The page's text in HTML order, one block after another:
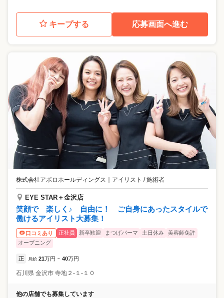
キープする 応募画面へ進む
株式会社アポロホールディングス アイリスト / 施術者
EYE STAR＋金沢店
笑顔で 楽しく♪ 自由に！ ご自身にあったスタイルで
働けるアイリスト大募集！
口コミあり 正社員 新卒歓迎 まつげパーマ 土日休み
美容師免許
オープニング
正 月給 21万円 ~ 40万円
石川県 金沢市 寺地２-１-１０
他の店舗でも募集しています